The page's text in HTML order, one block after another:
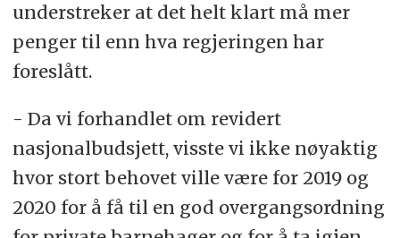
understreker at det helt klart må mer
penger til enn hva regjeringen har
foreslått.
- Da vi forhandlet om revidert
nasjonalbudsjett, visste vi ikke nøyaktig
hvor stort behovet ville være for 2019 og
2020 for å få til en god overgangsordning